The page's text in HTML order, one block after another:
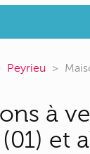
Peyrieu
à
et